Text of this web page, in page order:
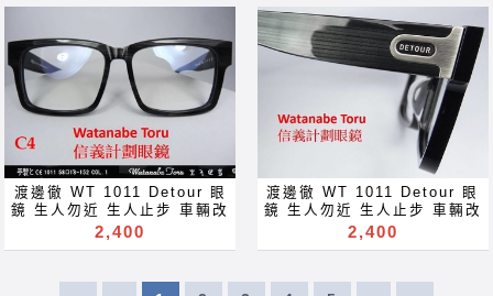
ImeMyself Eyewear
accessories משקפיים
casual wear clothes and
accessories משקפיים
spectacles glasses Rx
prescription for near far
sighted reading glass
blue light ray block
lenses filter eyeglasses
Акуляры Kacamata Gafas
Des lunettes نظارات очки
Brýle Mga Salamin
occhiali Gläser szemüveg
Окуляри bril Kính
glasögon Gelas चश्मा めが
ね 안경 Okulary specula
眼镜 抗藍光 濾藍光 變色鏡片
抗蓝光 滤蓝光 全視線 變色鏡
片 全视线 变色镜片 optical
frames spectacles
glasses Rx prescription
for near far sighted
reading glass blue light
ray block lenses filter
eyeglasses Акуляры
Kacamata Gafas Des
lunettes نظارات очки
Brýle Mga Salamin
occhiali Gläser szemüveg
Окуляри bril Kính
渡邊徹 WT 1011 Detour 眼
鏡 生人勿近 生人止步 車輛改
道 超寬 XL 大框 方框
handmade hand made
2,400
渡邊徹 WT 1011 Detour 眼
鏡 生人勿近 生人止步 車輛改
道 超寬 XL 大框 方框
制 手工眼鏡 此路不通 非誠勿
2,400